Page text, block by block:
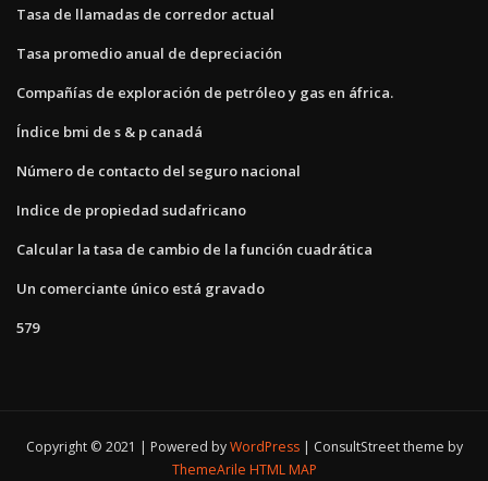
Tasa de llamadas de corredor actual
Tasa promedio anual de depreciación
Compañías de exploración de petróleo y gas en áfrica.
Índice bmi de s & p canadá
Número de contacto del seguro nacional
Indice de propiedad sudafricano
Calcular la tasa de cambio de la función cuadrática
Un comerciante único está gravado
579
Copyright © 2021 | Powered byWordPress
ConsultStreet theme by
ThemeArile HTML MAP